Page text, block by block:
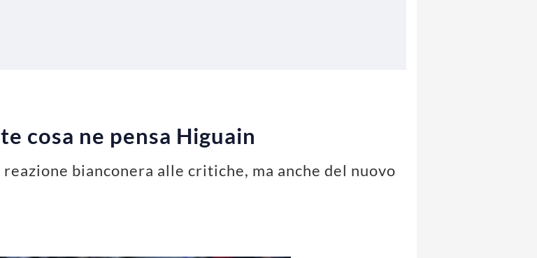
cosa ne pensa Higuain
bianconera alle critiche, ma anche del nuovo